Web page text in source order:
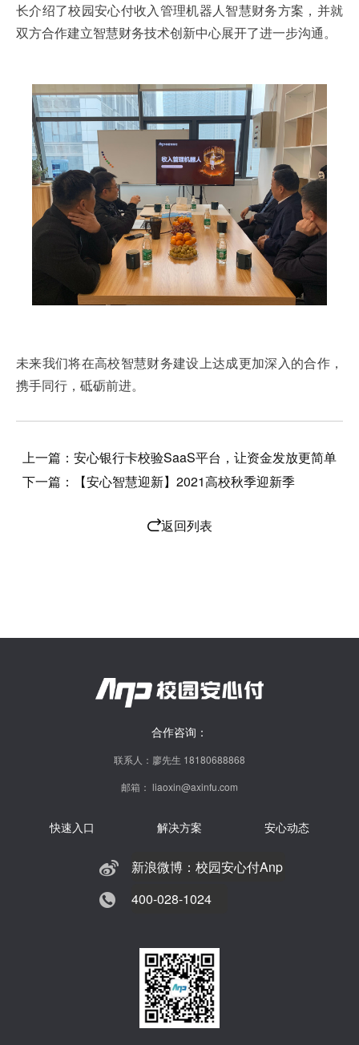
长介绍了校园安心付收入管理机器人智慧财务方案，并就
双方合作建立智慧财务技术创新中心展开了进一步沟通。
未来我们将在高校智慧财务建设上达成更加深入的合作，
携手同行，砥砺前进。
上一篇：安心银行卡校验SaaS平台，让资金发放更简单
下一篇：【安心智慧迎新】2021高校秋季迎新季
返回列表
合作咨询：
联系人：廖先生 18180688868
邮箱： liaoxin@axinfu.com
快速入口 解决方案 安心动态
新浪微博：校园安心付Anp
400-028-1024